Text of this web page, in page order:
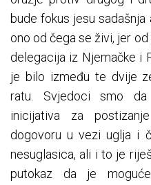
bude fokus jesu sadašnja
ono od čega se živi, jer
delegacija iz Njemačke i
je bilo između te dvije
ratu. Svjedoci smo
inicijativa za
dogovoru u vezi uglja i
nesuglasica, ali i to je
putokaz da je